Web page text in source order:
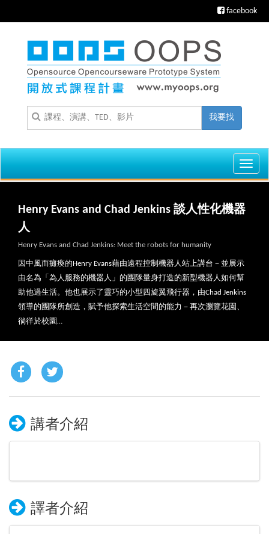
facebook
我要找
Henry Evans and Chad Jenkins 談人性化機器
人
Henry Evans and Chad Jenkins: Meet the robots for humanity
因中風而癱瘓的Henry Evans藉由遠程控制機器人站上講台－並展示
由名為「為人服務的機器人」的團隊量身打造的新型機器人如何幫
助他過生活。他也展示了靈巧的小型四旋翼飛行器，由Chad Jenkins
領導的團隊所創造，賦予他探索生活空間的能力－再次瀏覽花園、
徜徉於校園…
講者介紹
譯者介紹